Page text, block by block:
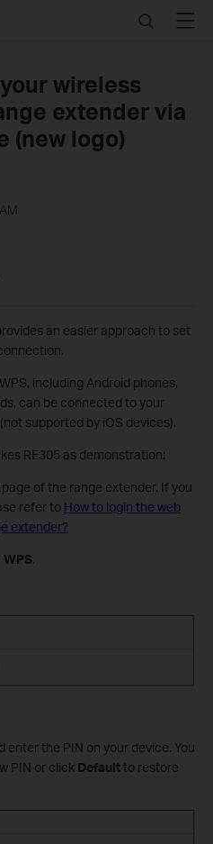
SearchMenu
wireless
extender via
(new logo)
an easier approach to set
including Android phones,
can be connected to your
supported by iOS devices).
RE305 as demonstration:
of the range extender. If you
refer to How to login the web
extender?
WPS.
enter the PIN on your device. You
PIN or click Defaultto restore